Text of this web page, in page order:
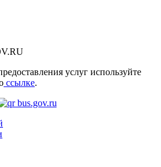
услуг используйте
ссылке.